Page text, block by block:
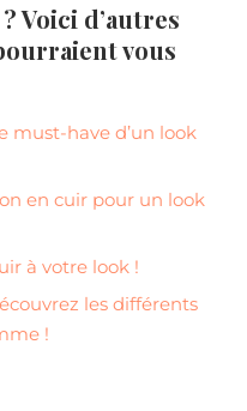
Voici d’autres
vous
must-have d’un look
en cuir pour un look
à votre look !
les différents
!